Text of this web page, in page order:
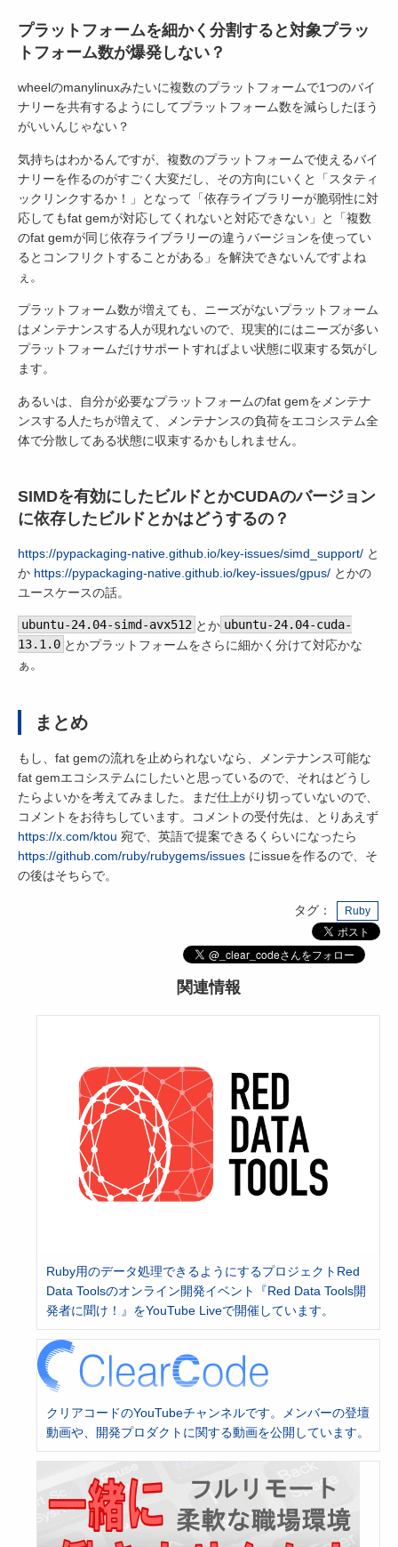
プラットフォームを細かく分割すると対象プラッ
トフォーム数が爆発しない？
wheelのmanylinuxみたいに複数のプラットフォームで1つのバイ
ナリーを共有するようにしてプラットフォーム数を減らしたほう
がいいんじゃない？
気持ちはわかるんですが、複数のプラットフォームで使えるバイ
ナリーを作るのがすごく大変だし、その方向にいくと「スタティ
ックリンクするか！」となって「依存ライブラリーが脆弱性に対
応してもfat gemが対応してくれないと対応できない」と「複数
のfat gemが同じ依存ライブラリーの違うバージョンを使ってい
るとコンフリクトすることがある」を解決できないんですよね
ぇ。
プラットフォーム数が増えても、ニーズがないプラットフォーム
はメンテナンスする人が現れないので、現実的にはニーズが多い
プラットフォームだけサポートすればよい状態に収束する気がし
ます。
あるいは、自分が必要なプラットフォームのfat gemをメンテナ
ンスする人たちが増えて、メンテナンスの負荷をエコシステム全
体で分散してある状態に収束するかもしれません。
SIMDを有効にしたビルドとかCUDAのバージョン
に依存したビルドとかはどうするの？
https://pypackaging-native.github.io/key-issues/simd_support/ と
か https://pypackaging-native.github.io/key-issues/gpus/ とかの
ユースケースの話。
ubuntu-24.04-simd-avx512 とか ubuntu-24.04-cuda-
13.1.0 とかプラットフォームをさらに細かく分けて対応かな
ぁ。
まとめ
もし、fat gemの流れを止められないなら、メンテナンス可能な
fat gemエコシステムにしたいと思っているので、それはどうし
たらよいかを考えてみました。まだ仕上がり切っていないので、
コメントをお待ちしています。コメントの受付先は、とりあえず
https://x.com/ktou 宛で、英語で提案できるくらいになったら
https://github.com/ruby/rubygems/issues にissueを作るので、そ
の後はそちらで。
タグ： Ruby
関連情報
Ruby用のデータ処理できるようにするプロジェクトRed
Data Toolsのオンライン開発イベント『Red Data Tools開
発者に聞け！』をYouTube Liveで開催しています。
クリアコードのYouTubeチャンネルです。メンバーの登壇
動画や、開発プロダクトに関する動画を公開しています。